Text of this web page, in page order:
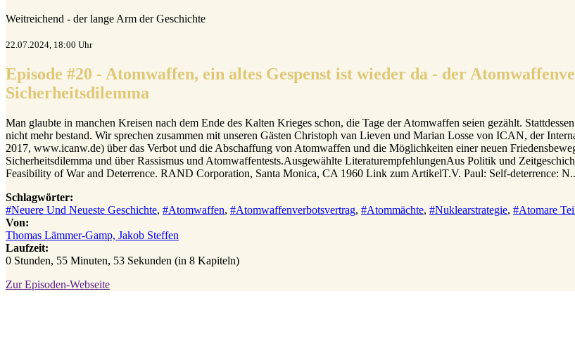
Weitreichend - der lange Arm der Geschichte
22.07.2024, 18:00 Uhr
Episode #20 - Atomwaffen, ein altes Gespenst ist wieder da - der
Sicherheitsdilemma
Man glaubte in manchen Kreisen nach dem Ende des Kalten Krieges schon, die Tage der Atomwaffen seien gezählt.
nicht mehr bestand. Wir sprechen zusammen mit unseren Gästen Christoph van Lieven und Marian Losse von ICAN, der
2017, www.icanw.de) über das Verbot und die Abschaffung von Atomwaffen und die Möglichkeiten einer neuen
Sicherheitsdilemma und über Rassismus und Atomwaffentests.Ausgewählte LiteraturempfehlungenAus Politik und
Feasibility of War and Deterrence. RAND Corporation, Santa Monica, CA 1960 Link zum ArtikelT.V. Paul: Self-deterrence:
Schlagwörter:
#Neuere Und Neueste Geschichte, #Atomwaffen, #Atomwaffenverbotsvertrag, #Atommächte, #Nuklearstrategie, #Atomare
Von:
Thomas Lämmer-Gamp, Jakob Steffen
Laufzeit:
0 Stunden, 55 Minuten, 53 Sekunden (in 8 Kapiteln)
Zur Episoden-Webseite